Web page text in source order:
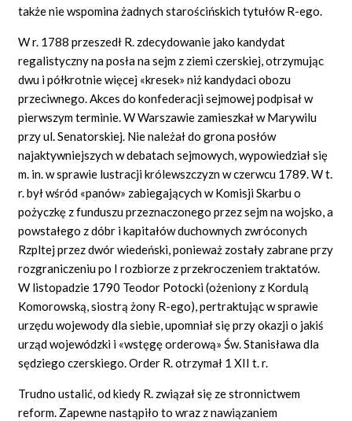
także nie wspomina żadnych starościńskich tytułów R-ego.
W r. 1788 przeszedł R. zdecydowanie jako kandydat
regalistyczny na posła na sejm z ziemi czerskiej, otrzymując
dwu i półkrotnie więcej «kresek» niż kandydaci obozu
przeciwnego. Akces do konfederacji sejmowej podpisał w
pierwszym terminie. W Warszawie zamieszkał w Marywilu
przy ul. Senatorskiej. Nie należał do grona posłów
najaktywniejszych w debatach sejmowych, wypowiedział się
m. in. w sprawie lustracji królewszczyzn w czerwcu 1789. W t.
r. był wśród «panów» zabiegających w Komisji Skarbu o
pożyczkę z funduszu przeznaczonego przez sejm na wojsko, a
powstałego z dóbr i kapitałów duchownych zwróconych
Rzpltej przez dwór wiedeński, ponieważ zostały zabrane przy
rozgraniczeniu po I rozbiorze z przekroczeniem traktatów.
W listopadzie 1790 Teodor Potocki (ożeniony z Kordulą
Komorowską, siostrą żony R-ego), pertraktując w sprawie
urzędu wojewody dla siebie, upomniał się przy okazji o jakiś
urząd wojewódzki i «wstęgę orderową» Św. Stanisława dla
sędziego czerskiego. Order R. otrzymał 1 XII t. r.
Trudno ustalić, od kiedy R. związał się ze stronnictwem
reform. Zapewne nastąpiło to wraz z nawiązaniem